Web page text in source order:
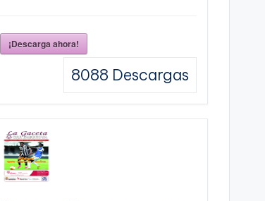
¡Descarga ahora!
8088 Descargas